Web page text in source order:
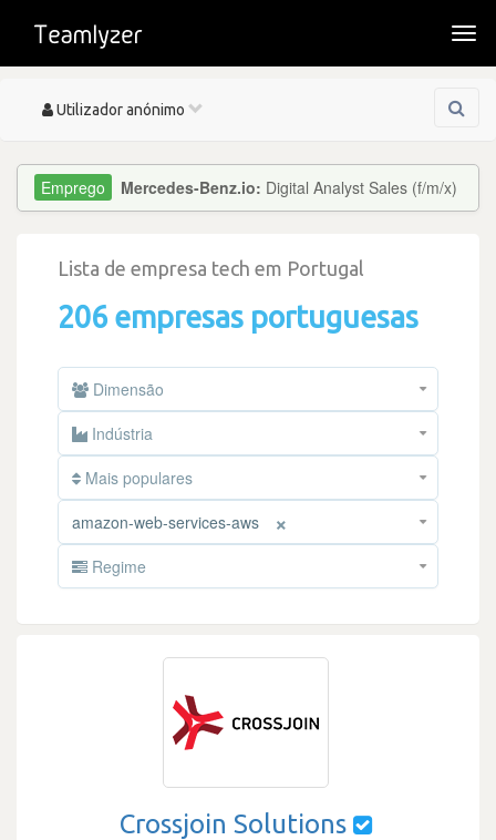
Toggle
Utilizador anónimo
Mercedes-Benz.io: Digital Analyst Sales (f/m/x)
Lista de empresa tech em Portugal
206 empresas portuguesas
Dimensão
Indústria
Mais populares
×
amazon-web-services-aws
Regime
Crossjoin Solutions